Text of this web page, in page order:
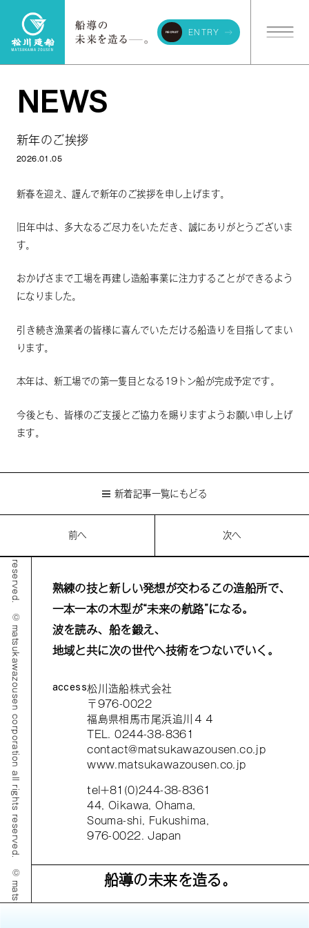
RECRUIT ENTRY
NEWS
新年のご挨拶
2026.01.05
新春を迎え、謹んで新年のご挨拶を申し上げます。
旧年中は、多大なるご尽力をいただき、誠にありがとうございま
す。
おかげさまで工場を再建し造船事業に注力することができるよう
になりました。
引き続き漁業者の皆様に喜んでいただける船造りを目指してまい
ります。
本年は、新工場での第一隻目となる19トン船が完成予定です。
今後とも、皆様のご支援とご協力を賜りますようお願い申し上げ
ます。
新着記事一覧にもどる
前へ 次へ
© matsukawazousen corporation all rights reserved.
© matsukawazousen corporation all rights reserved.
© matsukawazousen corporation all rights reserved.
熟練の技と新しい発想が交わるこの造船所で、
一本一本の木型が“未来の航路”になる。
波を読み、船を鍛え、
地域と共に次の世代へ技術をつないでいく。
access松川造船株式会社
〒976-0022
福島県相馬市尾浜追川４４
TEL. 0244-38-8361
contact@matsukawazousen.co.jp
www.matsukawazousen.co.jp
tel+81(0)244-38-8361
44, Oikawa, Ohama,
Souma-shi, Fukushima,
976-0022. Japan
船導の未来を造る。